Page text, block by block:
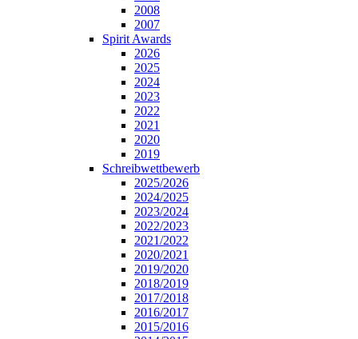
2008
2007
Spirit Awards
2026
2025
2024
2023
2022
2021
2020
2019
Schreibwettbewerb
2025/2026
2024/2025
2023/2024
2022/2023
2021/2022
2020/2021
2019/2020
2018/2019
2017/2018
2016/2017
2015/2016